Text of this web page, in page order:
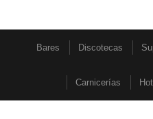
Bares Discotecas
Carnicerías